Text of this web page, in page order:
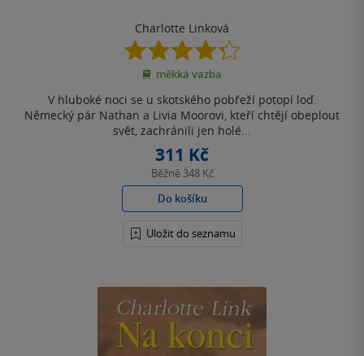
Charlotte Linková
4.3
z
5
měkká vazba
V hluboké noci se u skotského pobřeží potopí loď.
Německý pár Nathan a Livia Moorovi, kteří chtějí obeplout
svět, zachránili jen holé...
311 Kč
Běžně 348 Kč
Do košíku
Uložit do seznamu